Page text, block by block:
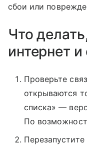
сбои или
Что
интернет и
Проверьте
открываются
списка» —
По